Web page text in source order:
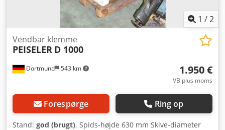
1 /2
Dortmund 543 km
Vendbar klemme
PEISELER D 1000
1.950 €
VB plus moms
Forespørge Ring op
Stand: god (brugt), Spids-højde 630 mm Skive-diameter